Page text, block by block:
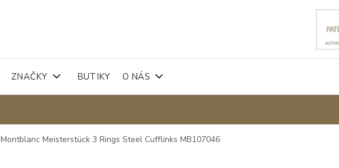
ZNAČKY BUTIKY O NÁS
Montblanc Meisterstück 3 Rings Steel Cufflinks MB107046